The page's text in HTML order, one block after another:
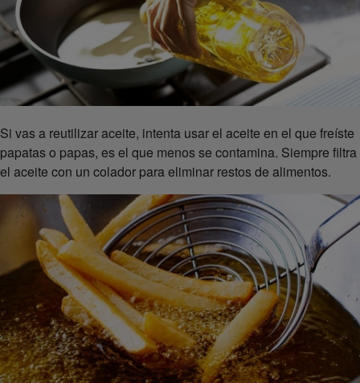
Si vas a reutilizar aceite, intenta usar el aceite en el que freíste
papatas o papas, es el que menos se contamina. Siempre filtra
el aceite con un colador para eliminar restos de alimentos.